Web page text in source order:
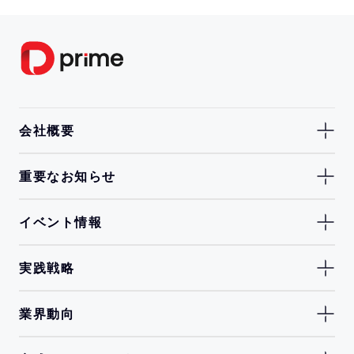
会社概要
重要なお知らせ
イベント情報
実践戦略
業界動向